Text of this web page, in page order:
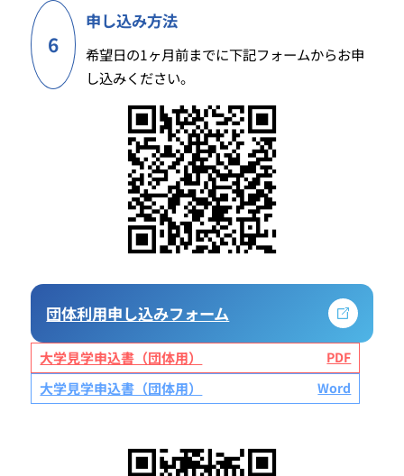
6
申し込み方法
希望日の1ヶ月前までに下記フォームからお申
し込みください。
団体利用申し込みフォーム
大学見学申込書（団体用）
大学見学申込書（団体用）